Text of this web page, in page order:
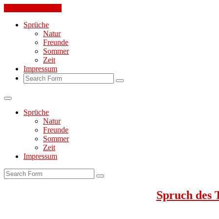
Sprüche
Natur
Freunde
Sommer
Zeit
Impressum
Search
Sprüche
Natur
Freunde
Sommer
Zeit
Impressum
Search
Spruch des